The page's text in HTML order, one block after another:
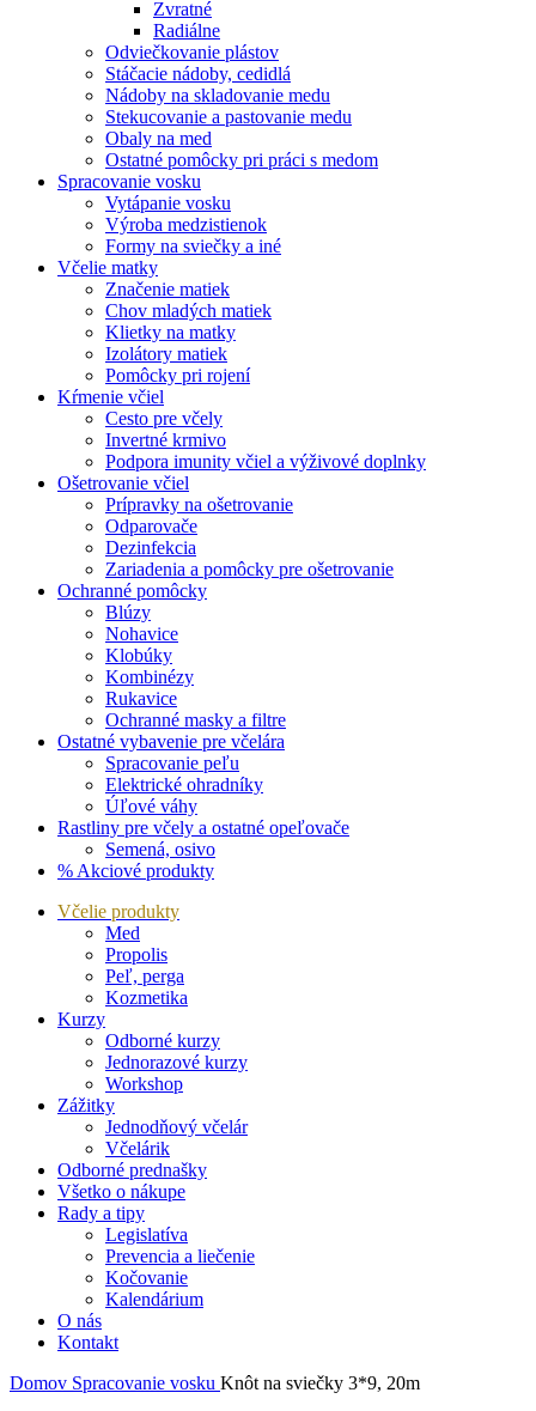
Zvratné
Radiálne
Odviečkovanie plástov
Stáčacie nádoby, cedidlá
Nádoby na skladovanie medu
Stekucovanie a pastovanie medu
Obaly na med
Ostatné pomôcky pri práci s medom
Spracovanie vosku
Vytápanie vosku
Výroba medzistienok
Formy na sviečky a iné
Včelie matky
Značenie matiek
Chov mladých matiek
Klietky na matky
Izolátory matiek
Pomôcky pri rojení
Kŕmenie včiel
Cesto pre včely
Invertné krmivo
Podpora imunity včiel a výživové doplnky
Ošetrovanie včiel
Prípravky na ošetrovanie
Odparovače
Dezinfekcia
Zariadenia a pomôcky pre ošetrovanie
Ochranné pomôcky
Blúzy
Nohavice
Klobúky
Kombinézy
Rukavice
Ochranné masky a filtre
Ostatné vybavenie pre včelára
Spracovanie peľu
Elektrické ohradníky
Úľové váhy
Rastliny pre včely a ostatné opeľovače
Semená, osivo
% Akciové produkty
Včelie produkty
Med
Propolis
Peľ, perga
Kozmetika
Kurzy
Odborné kurzy
Jednorazové kurzy
Workshop
Zážitky
Jednodňový včelár
Včelárik
Odborné prednašky
Všetko o nákupe
Rady a tipy
Legislatíva
Prevencia a liečenie
Kočovanie
Kalendárium
O nás
Kontakt
Domov Spracovanie vosku Knôt na sviečky 3*9, 20m